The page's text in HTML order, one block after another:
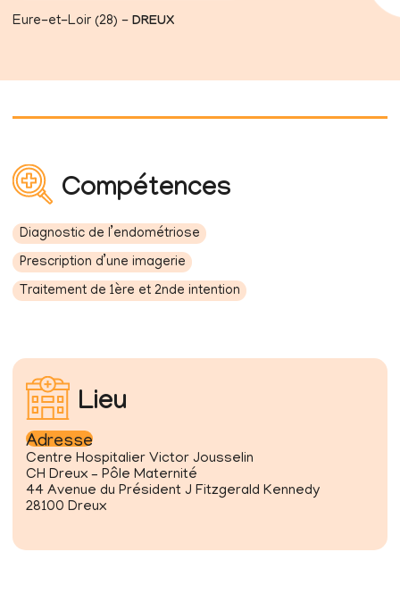
Eure-et-Loir (28) - DREUX
Compétences
Diagnostic de l’endométriose
Prescription d’une imagerie
Traitement de 1ère et 2nde intention
Lieu
Adresse
Centre Hospitalier Victor Jousselin
CH Dreux – Pôle Maternité
44 Avenue du Président J Fitzgerald Kennedy
28100 Dreux